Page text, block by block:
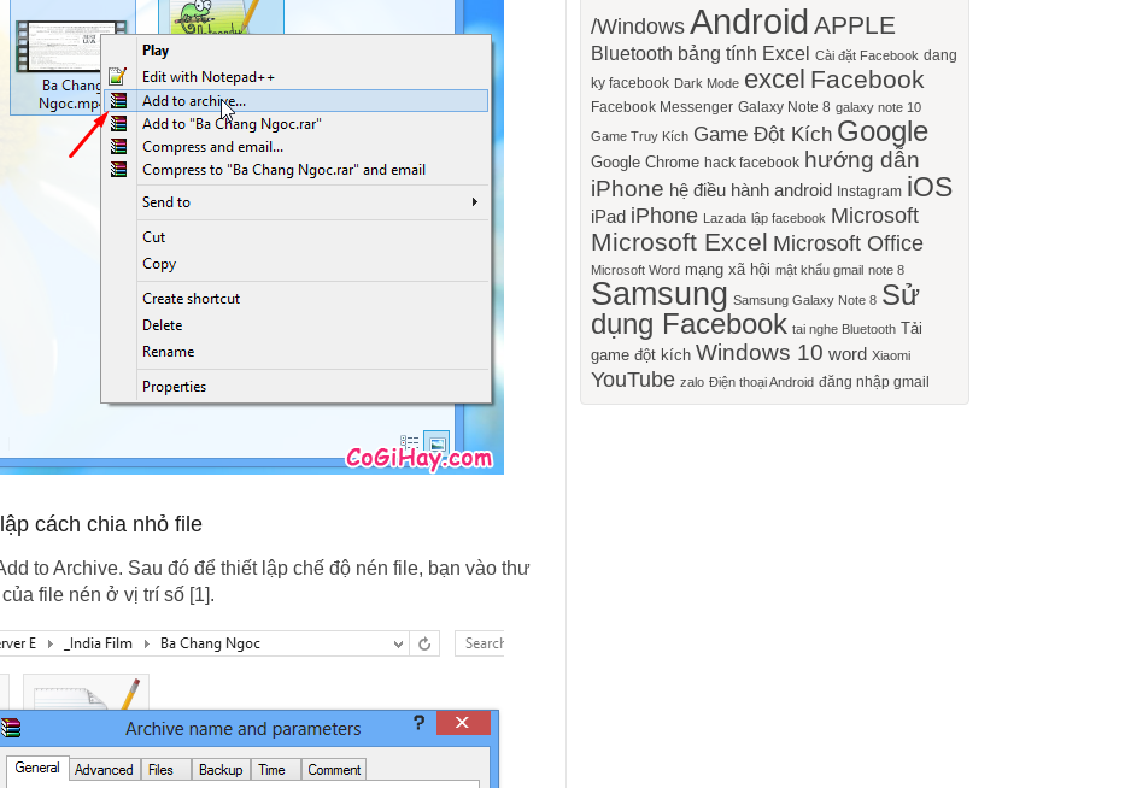
cách chia nhỏ file
to Archive. Sau đó để thiết lập chế độ nén file, bạn vào thư
file nén ở vị trí số [1].
/Windows Android APPLE
Bluetooth bảng tính Excel Cài đặt Facebook dang
ky facebook Dark Mode excel Facebook
Facebook Messenger Galaxy Note 8 galaxy note 10
Game Truy Kích Game Đột Kích Google
Google Chrome hack facebook hướng dẫn
iPhone hệ điều hành android Instagram iOS
iPad iPhone Lazada lập facebook Microsoft
Microsoft Excel Microsoft Office
Microsoft Word mạng xã hội mật khẩu gmail note 8
Samsung Samsung Galaxy Note 8 Sử
dụng Facebook tai nghe Bluetooth Tải
game đột kích Windows 10 word Xiaomi
YouTube zalo Điện thoại Android đăng nhập gmail